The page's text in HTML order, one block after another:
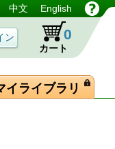
中文 English
カート
0
イライブラリ